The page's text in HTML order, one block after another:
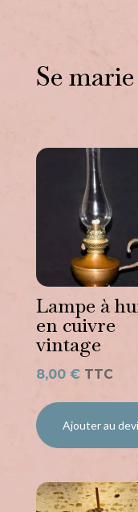
Se
Lampe à
en cuivre
vintage
8,00 € TTC
Ajouter au